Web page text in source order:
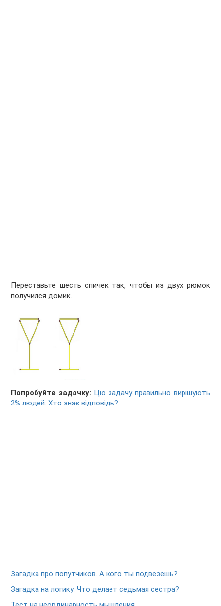
Переставьте шесть спичек так, чтобы из двух рюмок
получился домик.
Попробуйте задачку: Цю задачу правильно вирішують
2% людей. Хто знає відповідь?
Загадка про попутчиков. А кого ты подвезешь?
Загадка на логику: Что делает седьмая сестра?